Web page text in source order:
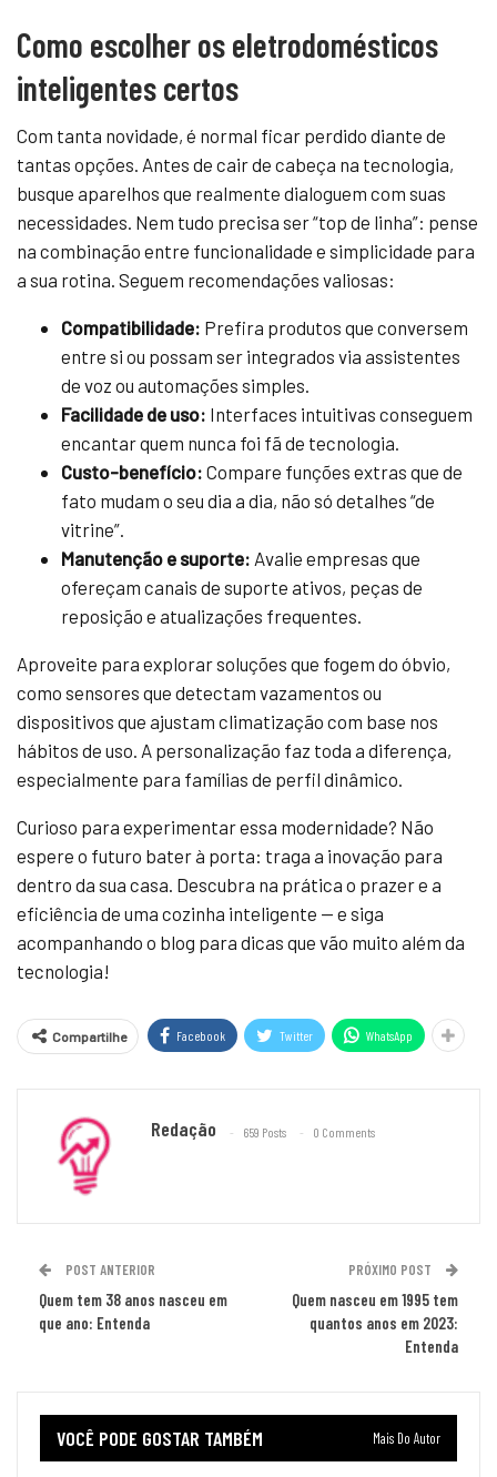
Como escolher os eletrodomésticos
inteligentes certos
Com tanta novidade, é normal ficar perdido diante de
tantas opções. Antes de cair de cabeça na tecnologia,
busque aparelhos que realmente dialoguem com suas
necessidades. Nem tudo precisa ser “top de linha”: pense
na combinação entre funcionalidade e simplicidade para
a sua rotina. Seguem recomendações valiosas:
Compatibilidade: Prefira produtos que conversem
entre si ou possam ser integrados via assistentes
de voz ou automações simples.
Facilidade de uso: Interfaces intuitivas conseguem
encantar quem nunca foi fã de tecnologia.
Custo-benefício: Compare funções extras que de
fato mudam o seu dia a dia, não só detalhes “de
vitrine”.
Manutenção e suporte: Avalie empresas que
ofereçam canais de suporte ativos, peças de
reposição e atualizações frequentes.
Aproveite para explorar soluções que fogem do óbvio,
como sensores que detectam vazamentos ou
dispositivos que ajustam climatização com base nos
hábitos de uso. A personalização faz toda a diferença,
especialmente para famílias de perfil dinâmico.
Curioso para experimentar essa modernidade? Não
espere o futuro bater à porta: traga a inovação para
dentro da sua casa. Descubra na prática o prazer e a
eficiência de uma cozinha inteligente — e siga
acompanhando o blog para dicas que vão muito além da
tecnologia!
Compartilhe Facebook Twitter WhatsApp
Redação 659 Posts 0 Comments
POST ANTERIOR
Quem tem 38 anos nasceu em
que ano: Entenda
PRÓXIMO POST
Quem nasceu em 1995 tem
quantos anos em 2023:
Entenda
VOCÊ PODE GOSTAR TAMBÉM Mais Do Autor